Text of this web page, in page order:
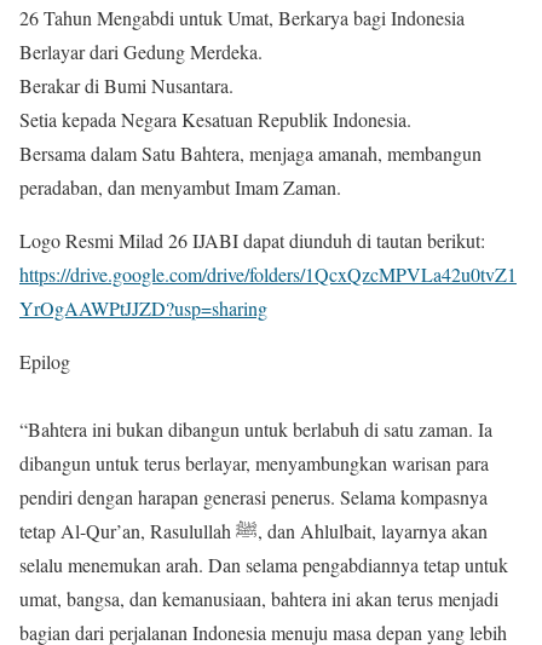
26 Tahun Mengabdi untuk Umat, Berkarya bagi Indonesia
Berlayar dari Gedung Merdeka.
Berakar di Bumi Nusantara.
Setia kepada Negara Kesatuan Republik Indonesia.
Bersama dalam Satu Bahtera, menjaga amanah, membangun
peradaban, dan menyambut Imam Zaman.
Logo Resmi Milad 26 IJABI dapat diunduh di tautan berikut:
https://drive.google.com/drive/folders/1QcxQzcMPVLa42u0tvZ1
YrOgAAWPtJJZD?usp=sharing
Epilog
“Bahtera ini bukan dibangun untuk berlabuh di satu zaman. Ia
dibangun untuk terus berlayar, menyambungkan warisan para
pendiri dengan harapan generasi penerus. Selama kompasnya
tetap Al-Qur’an, Rasulullah ﷺ, dan Ahlulbait, layarnya akan
selalu menemukan arah. Dan selama pengabdiannya tetap untuk
umat, bangsa, dan kemanusiaan, bahtera ini akan terus menjadi
bagian dari perjalanan Indonesia menuju masa depan yang lebih